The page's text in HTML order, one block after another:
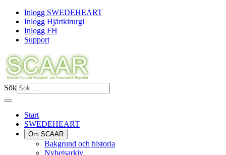
Inlogg SWEDEHEART
Inlogg Hjärtkirurgi
Inlogg FH
Support
Sök
Start
SWEDEHEART
Om SCAAR
Bakgrund och historia
Nyhetsarkiv